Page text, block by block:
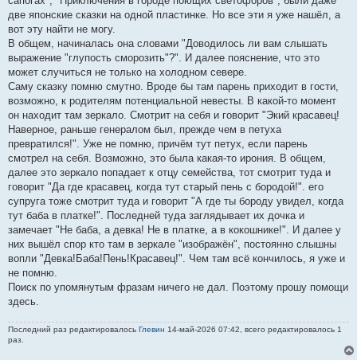
и
е
две японские сказки на одной пластинке. Но все эти я уже нашёл, а
вот эту найти не могу.
В общем, начиналась она словами "Доводилось ли вам слышать
выражение "глупость сморозить"?". И далее пояснение, что это
может случиться не только на холодном севере.
Саму сказку помню смутно. Вроде бы там парень приходит в гости,
возможно, к родителям потенциальной невесты. В какой-то момент
он находит там зеркало. Смотрит на себя и говорит "Экий красавец!
Наверное, раньше генералом был, прежде чем в петуха
превратился!". Уже не помню, причём тут петух, если парень
смотрел на себя. Возможно, это была какая-то ирония. В общем,
далее это зеркало попадает к отцу семейства, тот смотрит туда и
говорит "Да где красавец, когда тут старый пень с бородой!". его
супруга тоже смотрит туда и говорит "А где ты бороду увидел, когда
тут баба в платке!". Последней туда заглядывает их дочка и
замечает "Не баба, а девка! Не в платке, а в кокошнике!". И далее у
них вышёл спор кто там в зеркале "изображён", постоянно слышны
вопли "Девка!Баба!Пень!Красавец!". Чем там всё кончилось, я уже и
не помню.
Поиск по упомянутым фразам ничего не дал. Поэтому прошу помощи
здесь.
Последний раз редактировалось Глевин 14-май-2026 07:42, всего редактировалось 1
раз.